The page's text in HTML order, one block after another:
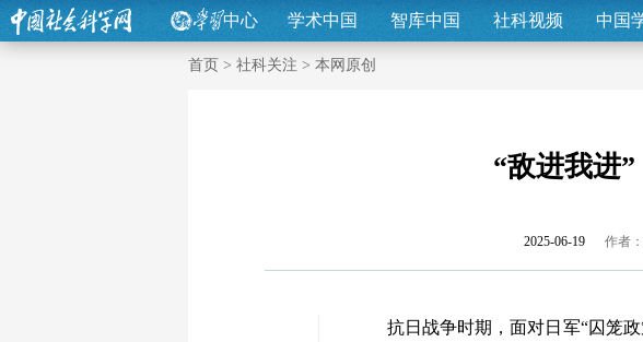
中心 学术中国 智库中国 社科视频 中国
首页 > 社科关注 > 本网原创
“敌进我进
2025-06-19 作者：
抗日战争时期，面对日军“囚笼政